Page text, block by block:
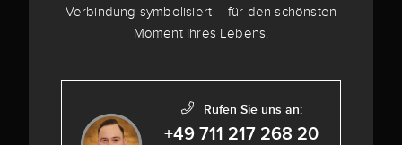
Verbindung symbolisiert – für den schönsten
Moment Ihres Lebens.
Rufen Sie uns an:
+49 711 217 268 20